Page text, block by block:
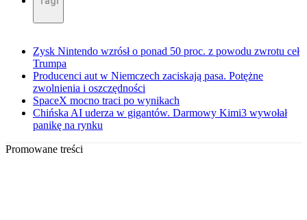
Zysk Nintendo wzrósł o ponad 50 proc. z powodu zwrotu ceł
Trumpa
Producenci aut w Niemczech zaciskają pasa. Potężne
zwolnienia i oszczędności
SpaceX mocno traci po wynikach
Chińska AI uderza w gigantów. Darmowy Kimi3 wywołał
panikę na rynku
Promowane treści